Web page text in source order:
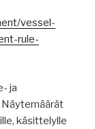
vessel-
rule-
ja
käsittelylle